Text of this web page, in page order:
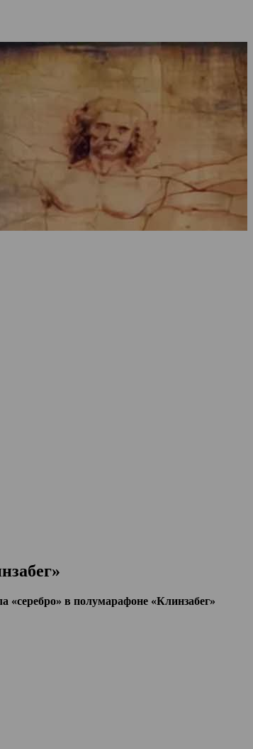
«серебро» в полумарафоне «Клинзабег»